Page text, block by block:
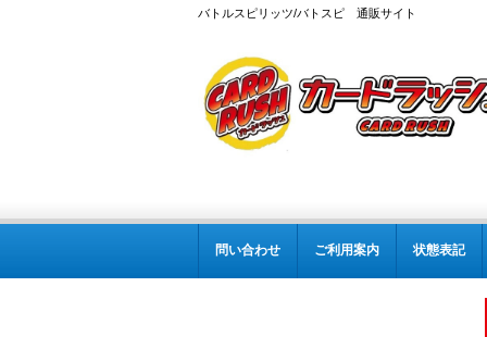
バトルスピリッツ/バトスピ 通販サイト
問い合わせ ご利用案内 状態表記